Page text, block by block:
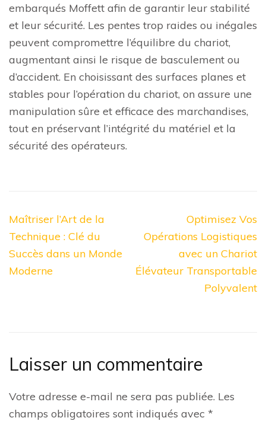
embarqués Moffett afin de garantir leur stabilité
et leur sécurité. Les pentes trop raides ou inégales
peuvent compromettre l’équilibre du chariot,
augmentant ainsi le risque de basculement ou
d’accident. En choisissant des surfaces planes et
stables pour l’opération du chariot, on assure une
manipulation sûre et efficace des marchandises,
tout en préservant l’intégrité du matériel et la
sécurité des opérateurs.
Navigation
de
l’article
Maîtriser l’Art de la
Technique : Clé du
Succès dans un Monde
Moderne
Optimisez Vos
Opérations Logistiques
avec un Chariot
Élévateur Transportable
Polyvalent
Laisser un commentaire
Votre adresse e-mail ne sera pas publiée. Les
champs obligatoires sont indiqués avec *